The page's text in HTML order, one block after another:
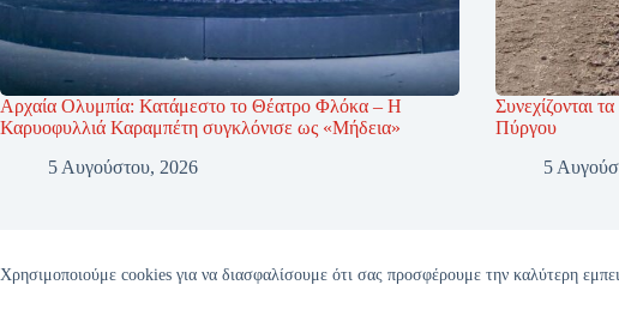
Χρησιμοποιούμε cookies για να διασφαλίσουμε ότι σας προσφέρουμε την καλύτερη
Αρχαία Ολυμπία: Κατάμεστο το Θέατρο Φλόκα – Η
Καρυοφυλλιά Καραμπέτη συγκλόνισε ως «Μήδεια»
5 Αυγούστου, 2026
Συνεχίζονται
Πύργου
5